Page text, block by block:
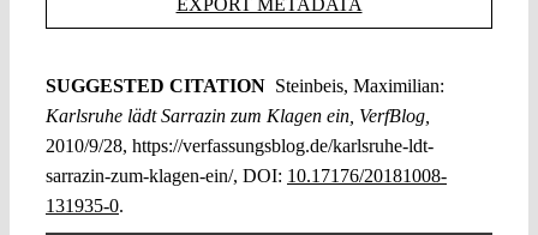
EXPORT METADATA
SUGGESTED CITATION Steinbeis, Maximilian:
Karlsruhe lädt Sarrazin zum Klagen ein, VerfBlog,
2010/9/28, https://verfassungsblog.de/karlsruhe-ldt-
sarrazin-zum-klagen-ein/, DOI: 10.17176/20181008-
131935-0.